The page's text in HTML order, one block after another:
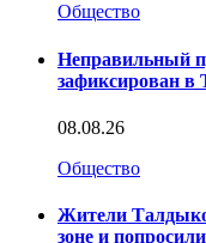
Общество
Неправильный
зафиксирован в
08.08.26
Общество
Жители
зоне и